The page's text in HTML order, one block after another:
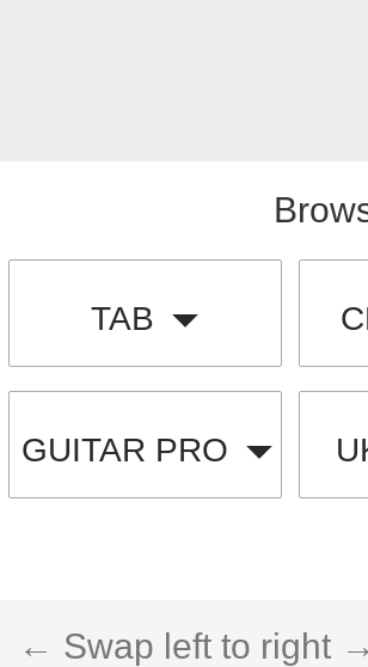
TAB
GUITAR PRO
← Swap left to right →